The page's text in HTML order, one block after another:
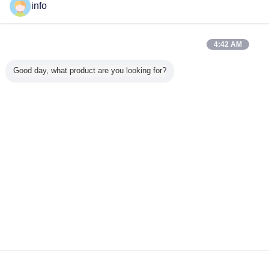
info
4:42 AM
Good day, what product are you looking for?